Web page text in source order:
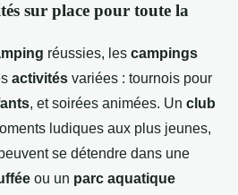
sur place pour toute la
réussies, les campings
activités variées : tournois pour
, et soirées animées. Un club
ludiques aux plus jeunes,
se détendre dans une
ou un parc aquatique